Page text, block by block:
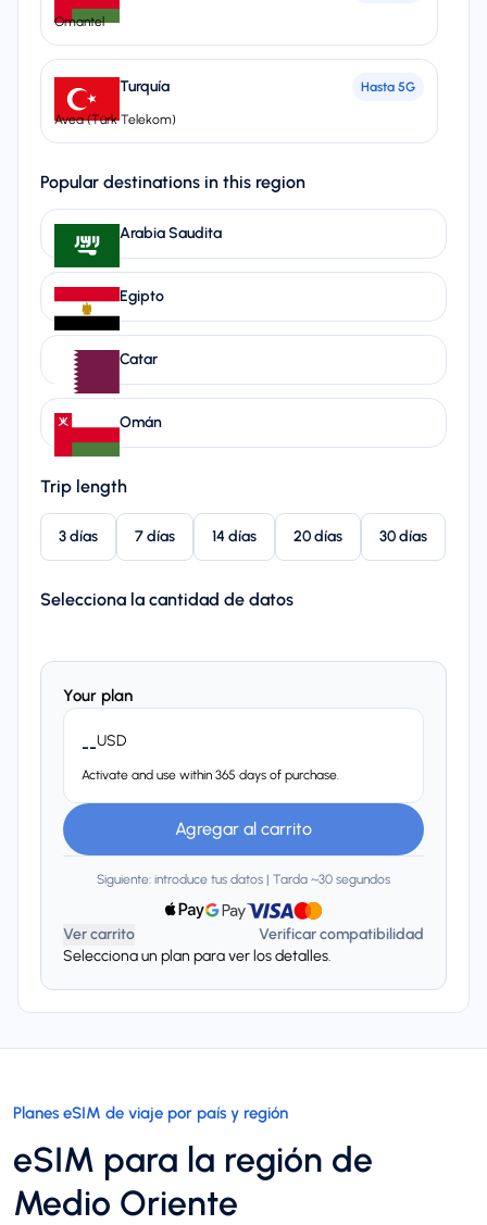
Omantel
Turquía Hasta 5G
Avea (Türk Telekom)
Popular destinations in this region
Arabia Saudita
Egipto
Catar
Omán
Trip length
3 días 7 días 14 días 20 días 30 días
Selecciona la cantidad de datos
Your plan
--USD
Activate and use within 365 days of purchase.
Agregar al carrito
Siguiente: introduce tus datos | Tarda ~30 segundos
Ver carrito
Verificar compatibilidad
Selecciona un plan para ver los detalles.
Planes eSIM de viaje por país y región
eSIM para la región de
Medio Oriente